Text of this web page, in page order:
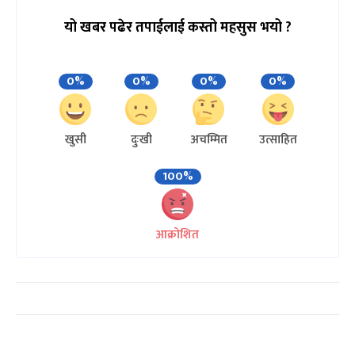
यो खबर पढेर तपाईलाई कस्तो महसुस भयो ?
0%
खुसी
0%
दुःखी
0%
अचम्मित
0%
उत्साहित
100%
आक्रोशित